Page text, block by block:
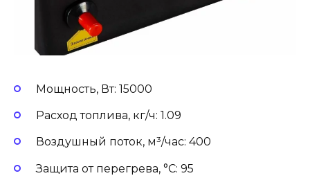
Мощность, Вт: 15000
Расход топлива, кг/ч: 1.09
Воздушный поток, м³/час: 400
Защита от перегрева, °С: 95